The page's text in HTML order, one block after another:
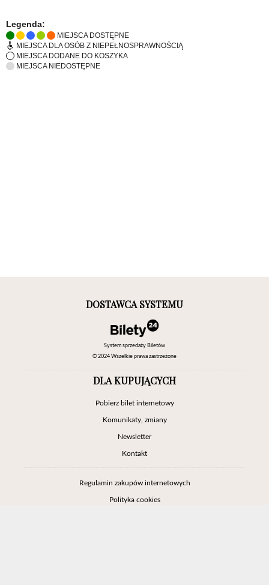
Legenda:
MIEJSCA DOSTĘPNE
MIEJSCA DLA OSÓB Z NIEPEŁNOSPRAWNOŚCIĄ
MIEJSCA DODANE DO KOSZYKA
MIEJSCA NIEDOSTĘPNE
DOSTAWCA SYSTEMU
System sprzedaży Biletów
© 2024 Wszelkie prawa zastrzeżone
DLA KUPUJĄCYCH
Pobierz bilet internetowy
Komunikaty, zmiany
Newsletter
Kontakt
Regulamin zakupów internetowych
Polityka cookies